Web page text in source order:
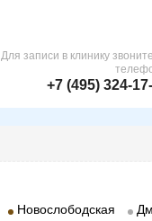
Для записи в клинику
+7 (495) 324-
Новослободская